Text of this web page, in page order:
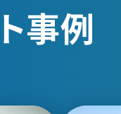
事例